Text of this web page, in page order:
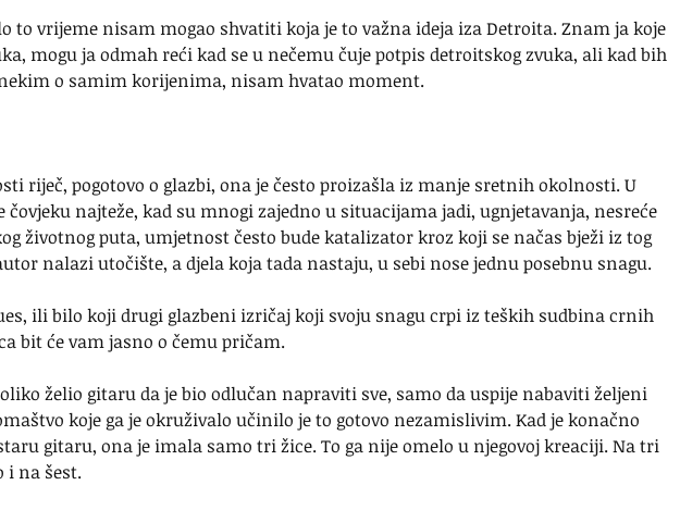
to vrijeme nisam mogao shvatiti koja je to važna ideja iza Detroita. Znam ja koje
mogu ja odmah reći kad se u nečemu čuje potpis detroitskog zvuka, ali kad bih
o samim korijenima, nisam hvatao moment.
riječ, pogotovo o glazbi, ona je često proizašla iz manje sretnih okolnosti. U
najteže, kad su mnogi zajedno u situacijama jadi, ugnjetavanja, nesreće
životnog puta, umjetnost često bude katalizator kroz koji se načas bježi iz tog
nalazi utočište, a djela koja tada nastaju, u sebi nose jednu posebnu snagu.
ili bilo koji drugi glazbeni izričaj koji svoju snagu crpi iz teških sudbina crnih
bit će vam jasno o čemu pričam.
želio gitaru da je bio odlučan napraviti sve, samo da uspije nabaviti željeni
koje ga je okruživalo učinilo je to gotovo nezamislivim. Kad je konačno
gitaru, ona je imala samo tri žice. To ga nije omelo u njegovoj kreaciji. Na tri
i na šest.